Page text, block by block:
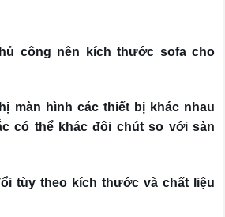
công nên kích thước sofa cho
màn hình các thiết bị khác nhau
có thể khác đôi chút so với sản
tùy theo kích thước và chất liệu